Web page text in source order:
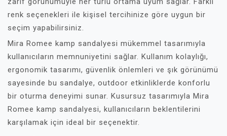
renk seçenekleri ile kişisel tercihinize göre uygun bir
seçim yapabilirsiniz.
Mira Romee kamp sandalyesi mükemmel tasarımıyla
kullanıcıların memnuniyetini sağlar. Kullanım kolaylığı,
ergonomik tasarımı, güvenlik önlemleri ve şık görünümü
sayesinde bu sandalye, outdoor etkinliklerde konforlu
bir oturma deneyimi sunar. Kusursuz tasarımıyla Mira
Romee kamp sandalyesi, kullanıcıların beklentilerini
karşılamak için ideal bir seçenektir.